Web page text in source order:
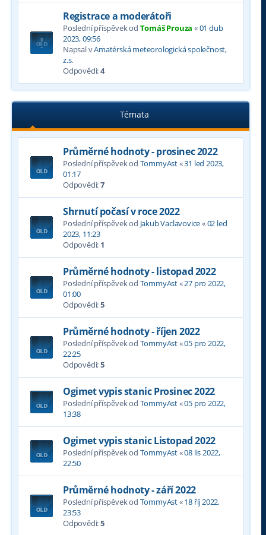
Registrace a moderátoři
Poslední příspěvek od Tomáš Prouza «01 dub
2023, 09:56
Napsal vAmatérská meteorologická společnost,
z.s.
Odpovědi:4
Témata
Průměrné hodnoty - prosinec 2022
Poslední příspěvek od TommyAst«31 led 2023,
01:17
Odpovědi:7
Shrnutí počasí v roce 2022
Poslední příspěvek od Jakub Vaclavovice«02 led
2023, 11:23
Odpovědi: 1
Průměrné hodnoty - listopad 2022
Poslední příspěvek od TommyAst«27 pro 2022,
01:00
Odpovědi:5
Průměrné hodnoty - říjen 2022
Poslední příspěvek od TommyAst«05 pro 2022,
22:25
Odpovědi:5
Ogimet vypis stanic Prosinec 2022
Poslední příspěvek od TommyAst«05 pro 2022,
13:38
Ogimet vypis stanic Listopad 2022
Poslední příspěvek od TommyAst«08 lis 2022,
22:50
Průměrné hodnoty - září 2022
Poslední příspěvek od TommyAst«18 říj 2022,
23:53
Odpovědi:5